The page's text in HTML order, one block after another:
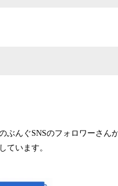
んぐSNSのフォロワーさん
ています。